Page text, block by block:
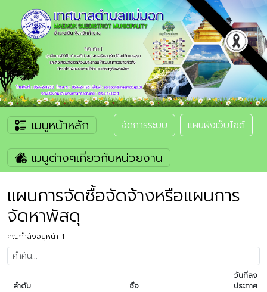
เมนูหน้าหลัก จัดการระบบ แผนผังเว็บไซต์
เมนูต่างๆเกี่ยวกับหน่วยงาน
แผนการจัดซื้อจัดจ้างหรือแผนการ
จัดหาพัสดุ
คุณกำลังอยู่หน้า 1
ลำดับ ชื่อ
วันที่ลง
ประกาศ